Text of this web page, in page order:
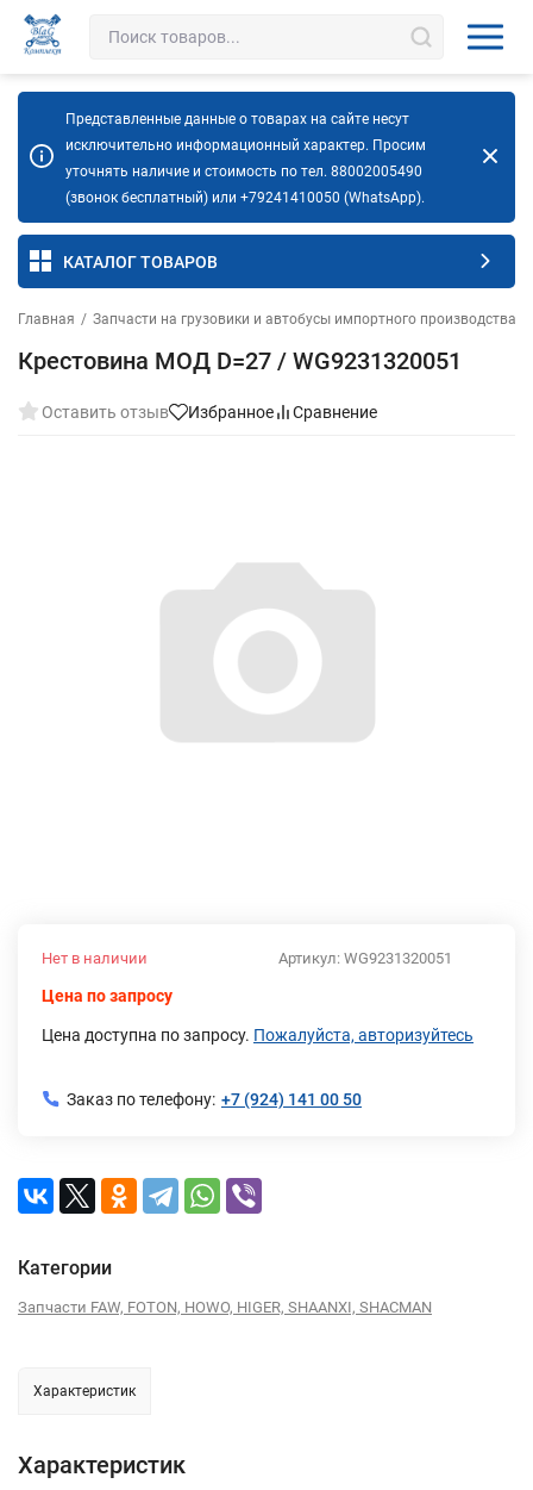
Представленные данные о товарах на сайте несут
исключительно информационный характер. Просим
уточнять наличие и стоимость по тел. 88002005490
(звонок бесплатный) или +79241410050 (WhatsApp).
КАТАЛОГ ТОВАРОВ
Главная / Запчасти на грузовики и автобусы импортного производства
Крестовина МОД D=27 / WG9231320051
Оставить отзыв Избранное Сравнение
Артикул: WG9231320051
Нет в наличии
Цена по запросу
Цена доступна по запросу. Пожалуйста, авторизуйтесь
Заказ по телефону: +7 (924) 141 00 50
Категории
Запчасти FAW, FOTON, HOWO, HIGER, SHAANXI, SHACMAN
Характеристик
Характеристик